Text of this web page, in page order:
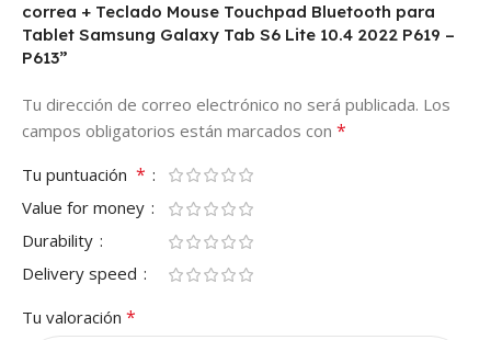
correa + Teclado Mouse Touchpad Bluetooth para
Tablet Samsung Galaxy Tab S6 Lite 10.4 2022 P619 –
P613”
Tu dirección de correo electrónico no será publicada. Los
campos obligatorios están marcados con *
Tu puntuación *
Value for money
Durability
Delivery speed
Tu valoración *